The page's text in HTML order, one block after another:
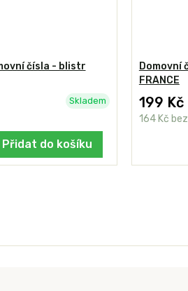
čísla - blistr
Skladem
Přidat do košíku
Domovní
FRANCE
199 Kč
164 Kč